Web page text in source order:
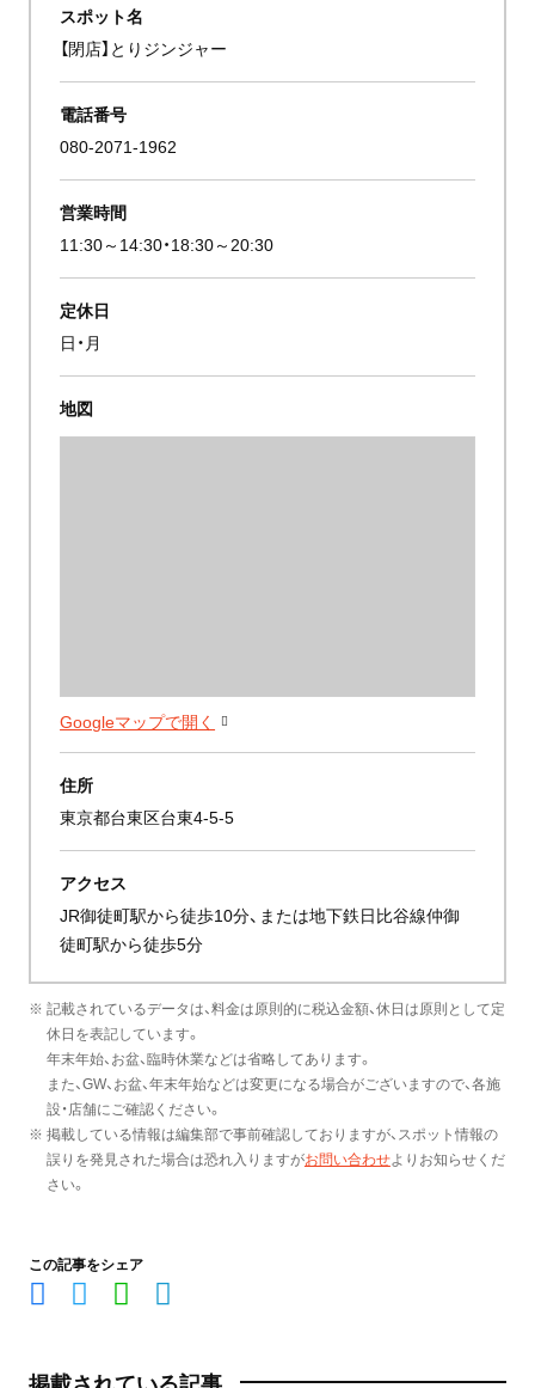
スポット名
【閉店】とりジンジャー
電話番号
080-2071-1962
営業時間
11:30～14:30・18:30～20:30
定休日
日・月
地図
Googleマップで開く
住所
東京都台東区台東4-5-5
アクセス
JR御徒町駅から徒歩10分、または地下鉄日比谷線仲御
徒町駅から徒歩5分
※ 記載されているデータは、料金は原則的に税込金額、休日は原則として定
休日を表記しています。
年末年始、お盆、臨時休業などは省略してあります。
また、GW、お盆、年末年始などは変更になる場合がございますので、各施
設・店舗にご確認ください。
※ 掲載している情報は編集部で事前確認しておりますが、スポット情報の
誤りを発見された場合は恐れ入りますがお問い合わせよりお知らせくだ
さい。
この記事をシェア